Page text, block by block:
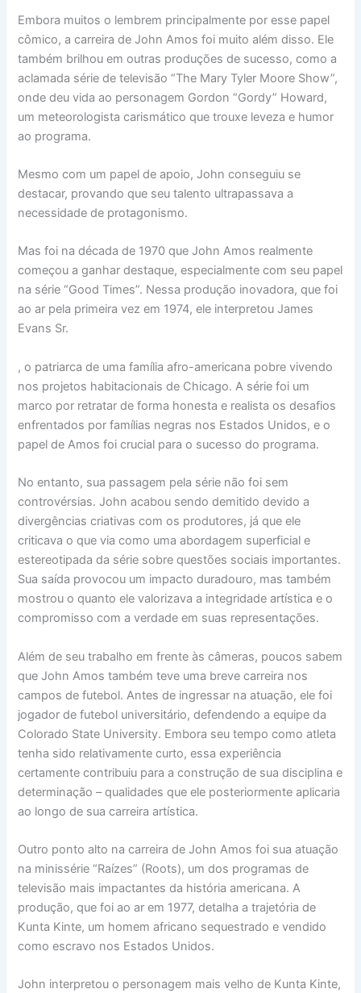
Embora muitos o lembrem principalmente por esse papel
cômico, a carreira de John Amos foi muito além disso. Ele
também brilhou em outras produções de sucesso, como a
aclamada série de televisão “The Mary Tyler Moore Show”,
onde deu vida ao personagem Gordon “Gordy” Howard,
um meteorologista carismático que trouxe leveza e humor
ao programa.
Mesmo com um papel de apoio, John conseguiu se
destacar, provando que seu talento ultrapassava a
necessidade de protagonismo.
Mas foi na década de 1970 que John Amos realmente
começou a ganhar destaque, especialmente com seu papel
na série “Good Times”. Nessa produção inovadora, que foi
ao ar pela primeira vez em 1974, ele interpretou James
Evans Sr.
, o patriarca de uma família afro-americana pobre vivendo
nos projetos habitacionais de Chicago. A série foi um
marco por retratar de forma honesta e realista os desafios
enfrentados por famílias negras nos Estados Unidos, e o
papel de Amos foi crucial para o sucesso do programa.
No entanto, sua passagem pela série não foi sem
controvérsias. John acabou sendo demitido devido a
divergências criativas com os produtores, já que ele
criticava o que via como uma abordagem superficial e
estereotipada da série sobre questões sociais importantes.
Sua saída provocou um impacto duradouro, mas também
mostrou o quanto ele valorizava a integridade artística e o
compromisso com a verdade em suas representações.
Além de seu trabalho em frente às câmeras, poucos sabem
que John Amos também teve uma breve carreira nos
campos de futebol. Antes de ingressar na atuação, ele foi
jogador de futebol universitário, defendendo a equipe da
Colorado State University. Embora seu tempo como atleta
tenha sido relativamente curto, essa experiência
certamente contribuiu para a construção de sua disciplina e
determinação – qualidades que ele posteriormente aplicaria
ao longo de sua carreira artística.
Outro ponto alto na carreira de John Amos foi sua atuação
na minissérie “Raízes” (Roots), um dos programas de
televisão mais impactantes da história americana. A
produção, que foi ao ar em 1977, detalha a trajetória de
Kunta Kinte, um homem africano sequestrado e vendido
como escravo nos Estados Unidos.
John interpretou o personagem mais velho de Kunta Kinte,